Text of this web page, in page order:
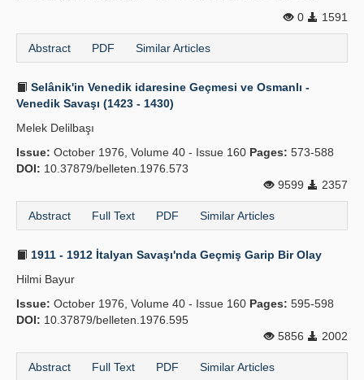
0
1591
Abstract PDF Similar Articles
Selânik'in Venedik idaresine Geçmesi ve Osmanlı -
Venedik Savaşı (1423 - 1430)
Melek Delilbaşı
Issue: October 1976, Volume 40 - Issue 160 Pages: 573-588
DOI: 10.37879/belleten.1976.573
9599
2357
Abstract Full Text PDF Similar Articles
1911 - 1912 İtalyan Savaşı'nda Geçmiş Garip Bir Olay
Hilmi Bayur
Issue: October 1976, Volume 40 - Issue 160 Pages: 595-598
DOI: 10.37879/belleten.1976.595
5856
2002
Abstract Full Text PDF Similar Articles